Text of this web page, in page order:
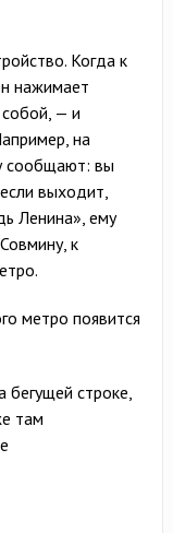
Когда к
нажимает
собой, — и
на
сообщают: вы
выходит,
Ленина», ему
к
метро появится
бегущей строке,
там